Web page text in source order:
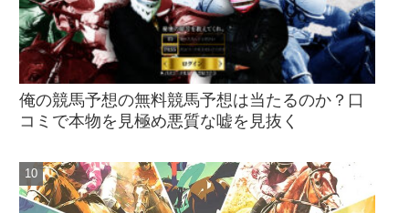
俺の競馬予想の無料競馬予想は当たるのか？口
コミで本物を見極め悪質な嘘を見抜く